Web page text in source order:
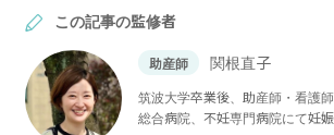
この記事の監修者
助産師 関根直子
筑波大学卒業後、助産師・看護師
総合病院、不妊専門病院にて妊